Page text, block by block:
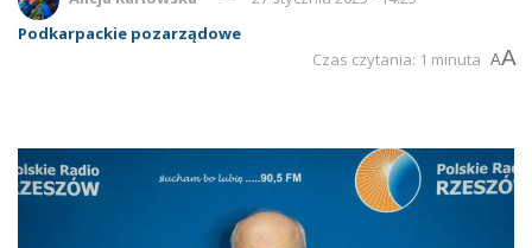
Podkarpackie pozarządowe
Czas czytania: 1 minuta AA